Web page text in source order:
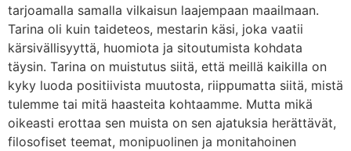
tarjoamalla samalla vilkaisun laajempaan maailmaan.
Tarina oli kuin taideteos, mestarin käsi, joka vaatii
kärsivällisyyttä, huomiota ja sitoutumista kohdata
täysin. Tarina on muistutus siitä, että meillä kaikilla on
kyky luoda positiivista muutosta, riippumatta siitä, mistä
tulemme tai mitä haasteita kohtaamme. Mutta mikä
oikeasti erottaa sen muista on sen ajatuksia herättävät,
filosofiset teemat, monipuolinen ja monitahoinen